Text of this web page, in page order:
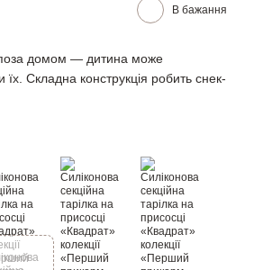
В бажання
поза домом — дитина може
Складна конструкція робить снек-